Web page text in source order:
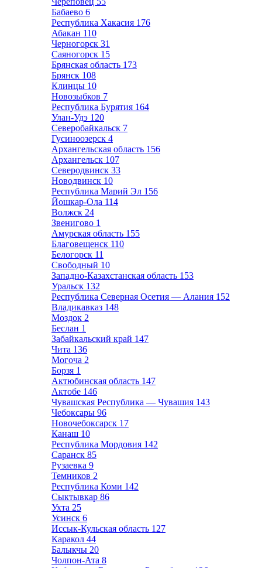
Бабаево 6
Республика Хакасия 176
Абакан 110
Черногорск 31
Саяногорск 15
Брянская область 173
Брянск 108
Клинцы 10
Новозыбков 7
Республика Бурятия 164
Улан-Удэ 120
Северобайкальск 7
Гусиноозерск 4
Архангельская область 156
Архангельск 107
Северодвинск 33
Новодвинск 10
Республика Марий Эл 156
Йошкар-Ола 114
Волжск 24
Звенигово 1
Амурская область 155
Благовещенск 110
Белогорск 11
Свободный 10
Западно-Казахстанская область 153
Уральск 132
Республика Северная Осетия — Алания 152
Владикавказ 148
Моздок 2
Беслан 1
Забайкальский край 147
Чита 136
Могоча 2
Борзя 1
Актюбинская область 147
Актобе 146
Чувашская Республика — Чувашия 143
Чебоксары 96
Новочебоксарск 17
Канаш 10
Республика Мордовия 142
Саранск 85
Рузаевка 9
Темников 2
Республика Коми 142
Сыктывкар 86
Ухта 25
Усинск 6
Иссык-Кульская область 127
Каракол 44
Балыкчы 20
Чолпон-Ата 8